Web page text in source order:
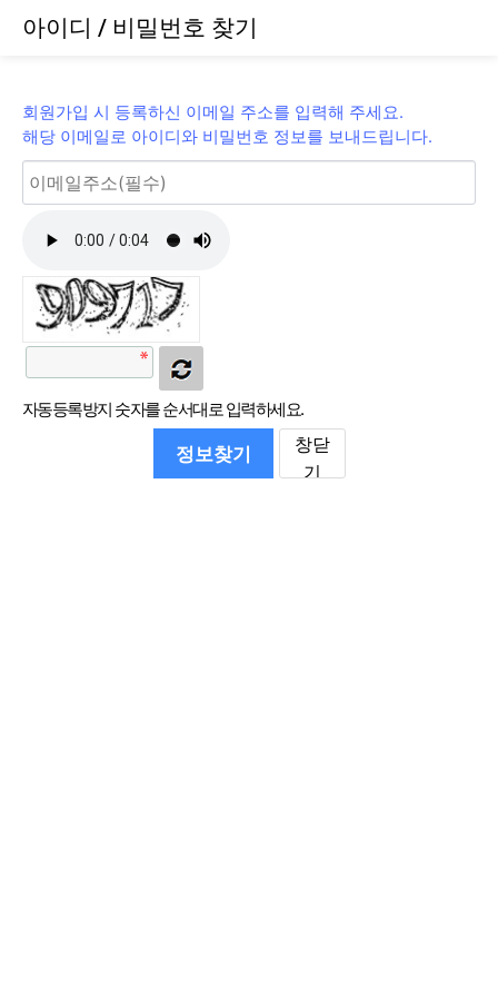
아이디 / 비밀번호 찾기
회원가입 시 등록하신 이메일 주소를 입력해 주세요.
해당 이메일로 아이디와 비밀번호 정보를 보내드립니다.
자동등록방지 숫자를 순서대로 입력하세요.
정보찾기
창닫
기